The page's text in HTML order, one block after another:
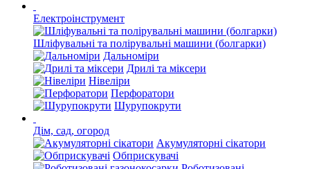
Електроінструмент
Шліфувальні та полірувальні машини (болгарки)
Дальноміри
Дрилі та міксери
Нівеліри
Перфоратори
Шурупокрути
Дім, сад, огород
Акумуляторні сікатори
Обприскувачі